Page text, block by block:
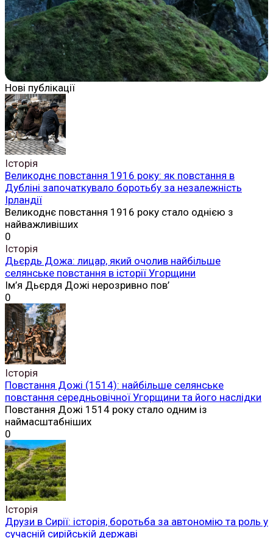
Нові публікації
Історія
Великоднє повстання 1916 року: як повстання в
Дубліні започаткувало боротьбу за незалежність
Ірландії
Великоднє повстання 1916 року стало однією з
найважливіших
0
Історія
Дьєрдь Дожа: лицар, який очолив найбільше
селянське повстання в історії Угорщини
Ім’я Дьєрдя Дожі нерозривно пов’
0
Історія
Повстання Дожі (1514): найбільше селянське
повстання середньовічної Угорщини та його наслідки
Повстання Дожі 1514 року стало одним із
наймасштабніших
0
Історія
Друзи в Сирії: історія, боротьба за автономію та роль у
сучасній сирійській державі